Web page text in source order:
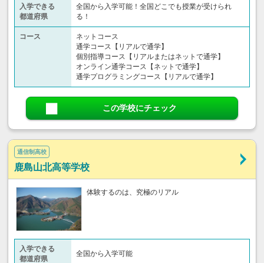
入学できる
都道府県
全国から入学可能！全国どこでも授業が受けられ
る！
コース
ネットコース
通学コース【リアルで通学】
個別指導コース【リアルまたはネットで通学】
オンライン通学コース【ネットで通学】
通学プログラミングコース【リアルで通学】
この学校にチェック
通信制高校
鹿島山北高等学校
体験するのは、究極のリアル
入学できる
都道府県
全国から入学可能